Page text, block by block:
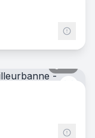
Ibis